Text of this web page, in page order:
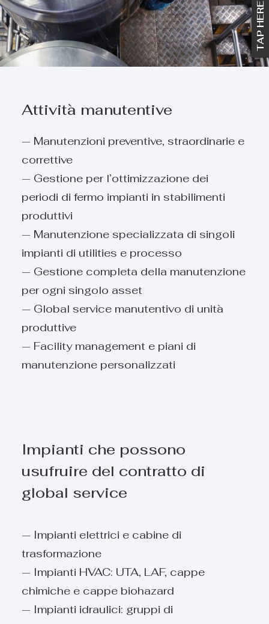
Attività manutentive
— Manutenzioni preventive, straordinarie e
correttive
— Gestione per l’ottimizzazione dei
periodi di fermo impianti in stabilimenti
produttivi
— Manutenzione specializzata di singoli
impianti di utilities e processo
— Gestione completa della manutenzione
per ogni singolo asset
— Global service manutentivo di unità
produttive
— Facility management e piani di
manutenzione personalizzati
Impianti che possono
usufruire del contratto di
global service
— Impianti elettrici e cabine di
trasformazione
— Impianti HVAC: UTA, LAF, cappe
chimiche e cappe biohazard
— Impianti idraulici: gruppi di
TAP HERE